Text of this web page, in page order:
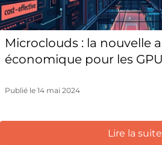
Microclouds : la nouvelle
économique pour les GPU
Publié le 14 mai 2024
Lire la suite